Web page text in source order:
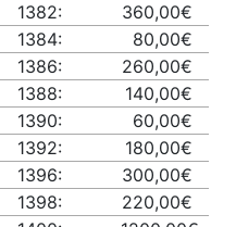
1382:
360,00€
1384:
80,00€
1386:
260,00€
1388:
140,00€
1390:
60,00€
1392:
180,00€
1396:
300,00€
1398:
220,00€